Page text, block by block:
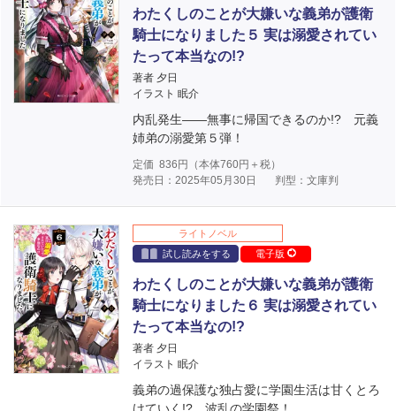
わたくしのことが大嫌いな義弟が護衛
騎士になりました５ 実は溺愛されてい
たって本当なの!?
著者 夕日
イラスト 眠介
内乱発生――無事に帰国できるのか!? 元義
姉弟の溺愛第５弾！
定価 836 円（本体760円＋税）
発売日：2025年05月30日
判型：文庫判
ライトノベル
試し読みをする
電子版
わたくしのことが大嫌いな義弟が護衛
騎士になりました６ 実は溺愛されてい
たって本当なの!?
著者 夕日
イラスト 眠介
義弟の過保護な独占愛に学園生活は甘くとろ